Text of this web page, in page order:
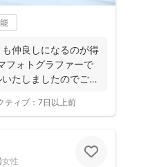
仲良しになるのが得
フォトグラファーで
たしましたのでご案
ティブ： 7日以上前
)女性